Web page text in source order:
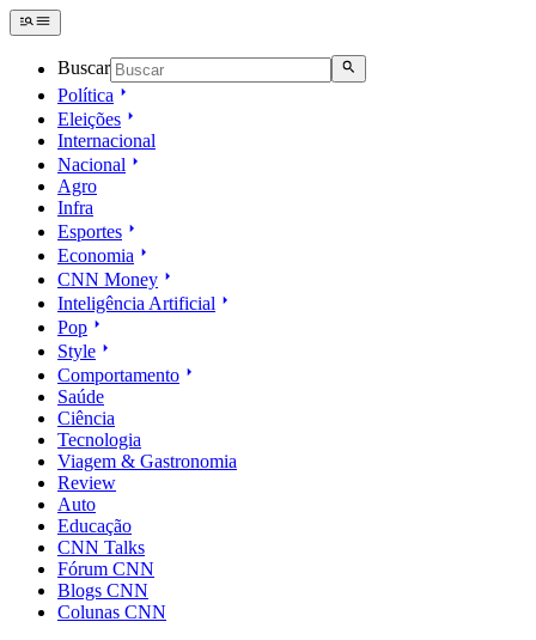
Buscar
Política
Eleições
Internacional
Nacional
Agro
Infra
Esportes
Economia
CNN Money
Inteligência Artificial
Pop
Style
Comportamento
Saúde
Ciência
Tecnologia
Viagem & Gastronomia
Review
Auto
Educação
CNN Talks
Fórum CNN
Blogs CNN
Colunas CNN